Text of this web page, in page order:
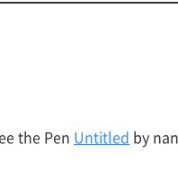
the Pen Untitled by